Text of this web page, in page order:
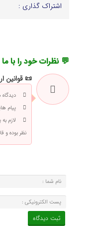
اشتراک گذاری :
💬 نظرات خود را با
📜 قوانین
پیام
لازم
نظر بوده